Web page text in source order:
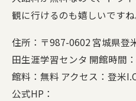
観に行けるのも嬉しいですね
住所：〒987-0602 宮城県登
田生涯学習センタ 開館時間
館料：無料 アクセス：登米
公式HP：